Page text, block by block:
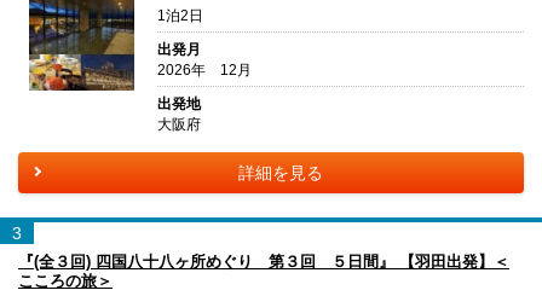
1泊2日
出発月
2026年 12月
出発地
大阪府
詳細を見る
3
『(全３回) 四国八十八ヶ所めぐり 第３回 ５日間』 【羽田出発】＜
こころの旅＞